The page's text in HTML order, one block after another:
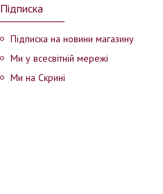
Підписка
Підписка на новини магазину
Ми у всесвітній мережі
Ми на Скрині